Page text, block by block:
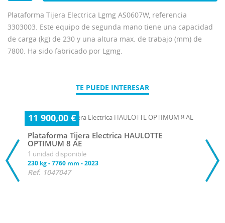
Plataforma Tijera Electrica Lgmg AS0607W, referencia
3303003. Este equipo de segunda mano tiene una capacidad
de carga (kg) de 230 y una altura max. de trabajo (mm) de
7800. Ha sido fabricado por Lgmg.
TE PUEDE INTERESAR
11 900,00 €
Plataforma Tijera Electrica HAULOTTE
OPTIMUM 8 AE
1 unidad disponible
230 kg-7760 mm -2023
Ref. 1047047